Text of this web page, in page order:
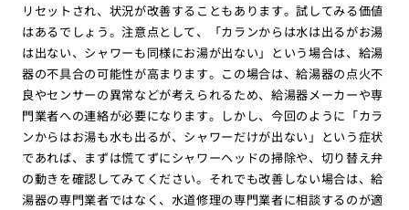
リセットされ、状況が改善することもあります。試してみる価値
はあるでしょう。注意点として、「カランからは水は出るがお湯
は出ない、シャワーも同様にお湯が出ない」という場合は、給湯
器の不具合の可能性が高まります。この場合は、給湯器の点火不
良やセンサーの異常などが考えられるため、給湯器メーカーや専
門業者への連絡が必要になります。しかし、今回のように「カラ
ンからはお湯も水も出るが、シャワーだけが出ない」という症状
であれば、まずは慌てずにシャワーヘッドの掃除や、切り替え弁
の動きを確認してみてください。それでも改善しない場合は、給
湯器の専門業者ではなく、水道修理の専門業者に相談するのが適